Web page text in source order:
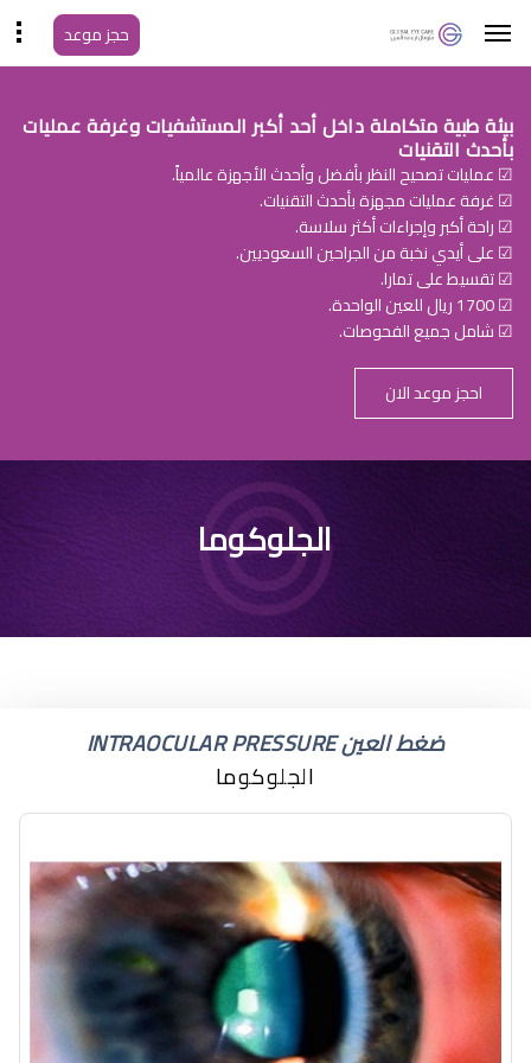
حجز موعد
بيئة طبية متكاملة داخل أحد أكبر المستشفيات وغرفة عمليات
بأحدث التقنيات
☑ عمليات تصحيح النظر بأفضل وأحدث الأجهزة عالمياً.
☑ غرفة عمليات مجهزة بأحدث التقنيات.
☑ راحة أكبر وإجراءات أكثر سلاسة.
☑ على أيدي نخبة من الجراحين السعوديين.
☑ تقسيط على تمارا.
☑ 1700 ريال للعين الواحدة.
☑ شامل جميع الفحوصات.
احجز موعد الان
ضغط العين 35الجلوكوما
ضغط العين INTRAOCULAR PRESSURE
الجلوكوما